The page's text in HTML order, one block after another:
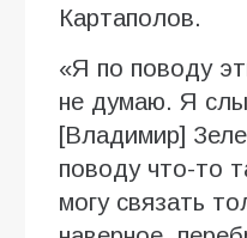
Картаполов.
«Я по поводу
не думаю. Я
[Владимир]
поводу что-то
могу связать